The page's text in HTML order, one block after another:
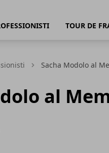
TOUR DE
Sacha Modolo al
al